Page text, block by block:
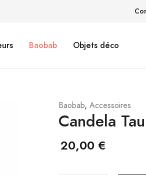
Baobab Objets déco
Baobab, Accessoires
Candela
20,00 €